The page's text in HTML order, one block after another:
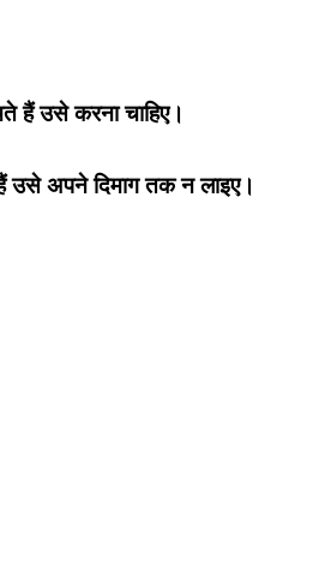
हैं उसे करना चाहिए।
उसे अपने दिमाग तक न लाइए।